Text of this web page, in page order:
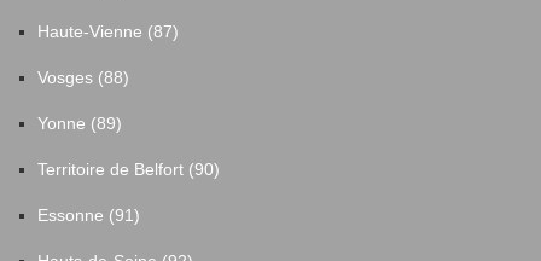
Haute-Vienne (87)
Vosges (88)
Yonne (89)
Territoire de Belfort (90)
Essonne (91)